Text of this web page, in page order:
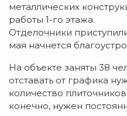
металлических
работы 1-го этажа.
Отделочники
мая начнется
На объекте заняты 38
отставать от графика
количество
конечно, нужен